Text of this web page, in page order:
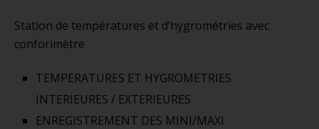
Station de températures et d’hygrométries avec
conforimètre
TEMPERATURES ET HYGROMETRIES
INTERIEURES / EXTERIEURES
ENREGISTREMENT DES MINI/MAXI